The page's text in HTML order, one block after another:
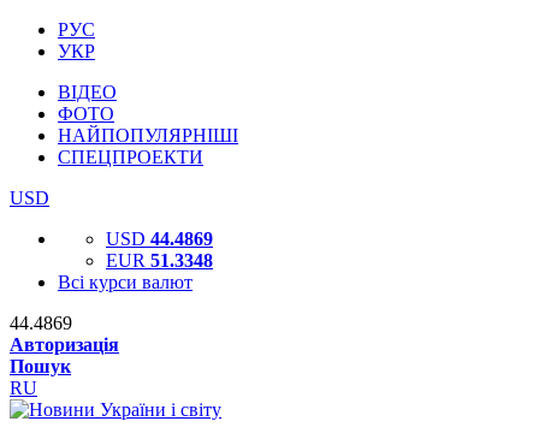
РУС
УКР
ВІДЕО
ФОТО
НАЙПОПУЛЯРНІШІ
СПЕЦПРОЕКТИ
USD
USD 44.4869
EUR 51.3348
Всі курси валют
44.4869
Авторизація
Пошук
RU